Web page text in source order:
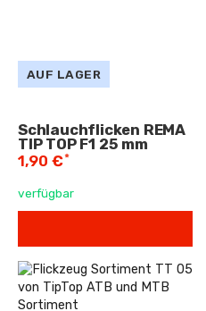
AUF LAGER
Schlauchflicken REMA
TIP TOP F1 25 mm
1,90 €*
verfügbar